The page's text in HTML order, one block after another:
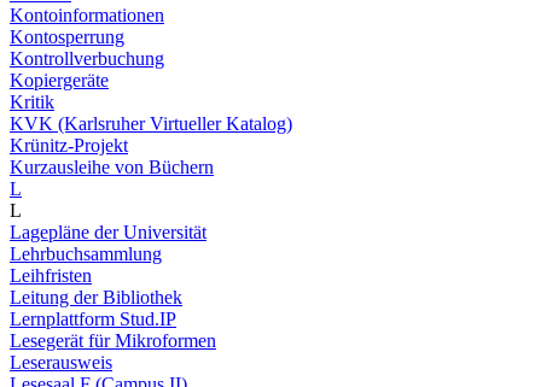
Kontoinformationen
Kontosperrung
Kontrollverbuchung
Kopiergeräte
Kritik
KVK (Karlsruher Virtueller Katalog)
Krünitz-Projekt
Kurzausleihe von Büchern
L
L
Lagepläne der Universität
Lehrbuchsammlung
Leihfristen
Leitung der Bibliothek
Lernplattform Stud.IP
Lesegerät für Mikroformen
Leserausweis